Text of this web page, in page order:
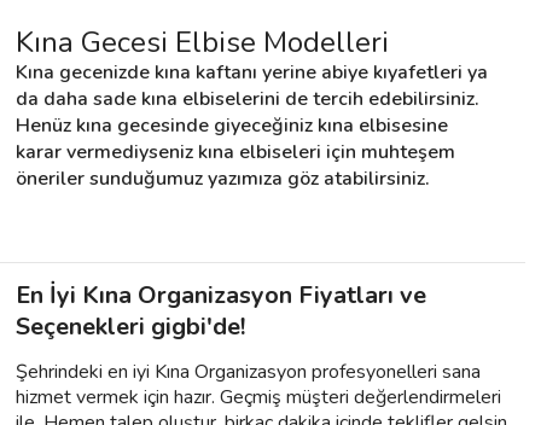
Kına Gecesi Elbise Modelleri
Kına gecenizde kına kaftanı yerine abiye kıyafetleri ya
da daha sade kına elbiselerini de tercih edebilirsiniz.
Henüz kına gecesinde giyeceğiniz kına elbisesine
karar vermediyseniz kına elbiseleri için muhteşem
öneriler sunduğumuz yazımıza göz atabilirsiniz.
En İyi Kına Organizasyon Fiyatları ve
Seçenekleri gigbi'de!
Şehrindeki en iyi Kına Organizasyon profesyonelleri sana
hizmet vermek için hazır. Geçmiş müşteri değerlendirmeleri